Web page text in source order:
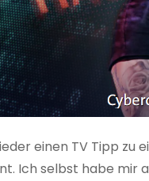
einen TV Tipp zu
Ich selbst habe mir